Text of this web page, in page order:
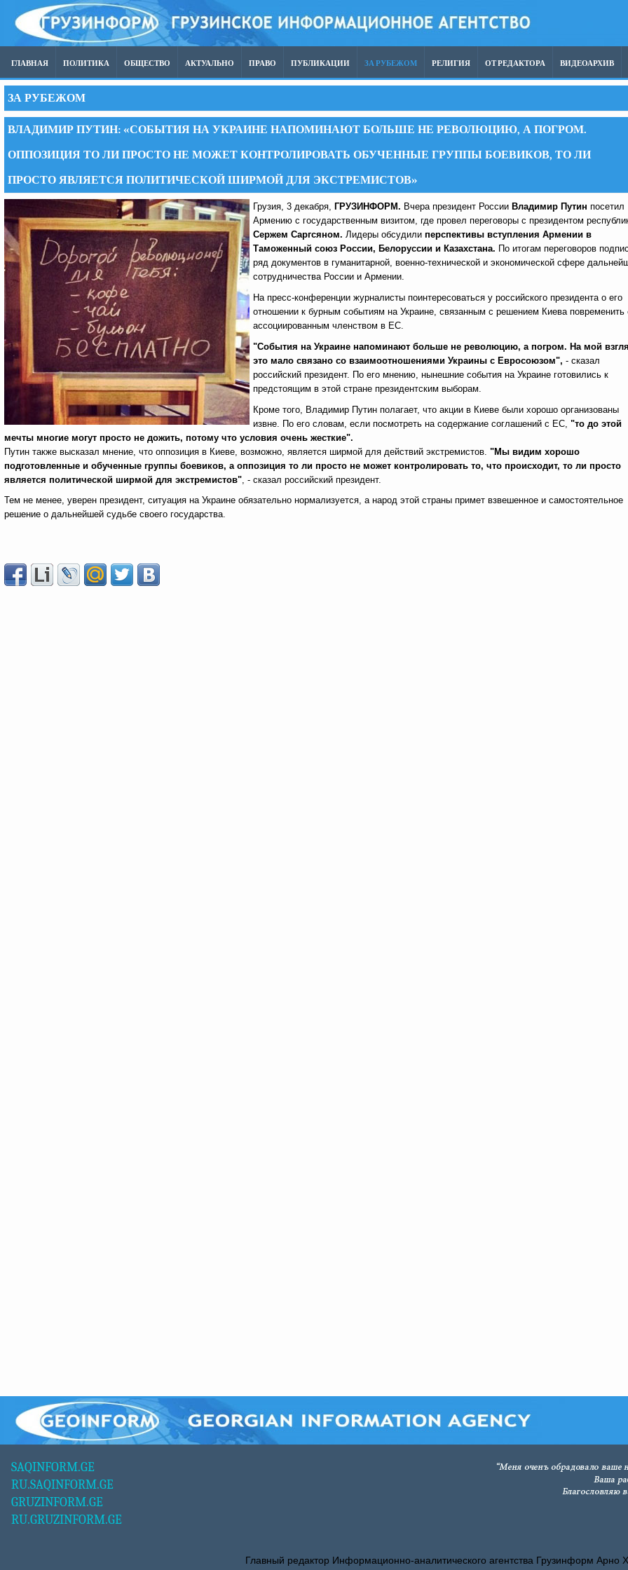
ГЛАВНАЯ ПОЛИТИКА ОБЩЕСТВО АКТУАЛЬНО ПРАВО ПУБЛИКАЦИИ ЗА РУБЕЖОМ РЕЛИГИЯ ОТ РЕДАКТОРА ВИДЕОАРХИВ
ЗА РУБЕЖОМ
ВЛАДИМИР ПУТИН: «СОБЫТИЯ НА УКРАИНЕ НАПОМИНАЮТ БОЛЬШЕ НЕ РЕВОЛЮЦИЮ, А ПОГРОМ.
ОППОЗИЦИЯ ТО ЛИ ПРОСТО НЕ МОЖЕТ КОНТРОЛИРОВАТЬ ОБУЧЕННЫЕ ГРУППЫ БОЕВИКОВ, ТО ЛИ
ПРОСТО ЯВЛЯЕТСЯ ПОЛИТИЧЕСКОЙ ШИРМОЙ ДЛЯ ЭКСТРЕМИСТОВ»
Грузия, 3 декабря, ГРУЗИНФОРМ. Вчера президент России Владимир Путин посетил
Армению с государственным визитом, где провел переговоры с президентом
Сержем Саргсяном. Лидеры обсудили перспективы вступления Армении в
Таможенный союз России, Белоруссии и Казахстана. По итогам переговоров
ряд документов в гуманитарной, военно-технической и экономической сфере
сотрудничества России и Армении.
На пресс-конференции журналисты поинтересоваться у российского президента о его
отношении к бурным событиям на Украине, связанным с решением Киева повременить
ассоциированным членством в ЕС.
"События на Украине напоминают больше не революцию, а погром. На мой
это мало связано со взаимоотношениями Украины с Евросоюзом", - сказал
российский президент. По его мнению, нынешние события на Украине готовились к
предстоящим в этой стране президентским выборам.
Кроме того, Владимир Путин полагает, что акции в Киеве были хорошо организованы
извне. По его словам, если посмотреть на содержание соглашений с ЕС, "то до этой
мечты многие могут просто не дожить, потому что условия очень жесткие".
Путин также высказал мнение, что оппозиция в Киеве, возможно, является ширмой для действий экстремистов. "Мы видим хорошо
подготовленные и обученные группы боевиков, а оппозиция то ли просто не может контролировать то, что происходит, то ли просто
является политической ширмой для экстремистов", - сказал российский президент.
Тем не менее, уверен президент, ситуация на Украине обязательно нормализуется, а народ этой страны примет взвешенное и самостоятельное
решение о дальнейшей судьбе своего государства.
SAQINFORM.GE
RU.SAQINFORM.GE
GRUZINFORM.GE
RU.GRUZINFORM.GE
Главный редактор Информационно-аналитического агентства Грузинформ Арно